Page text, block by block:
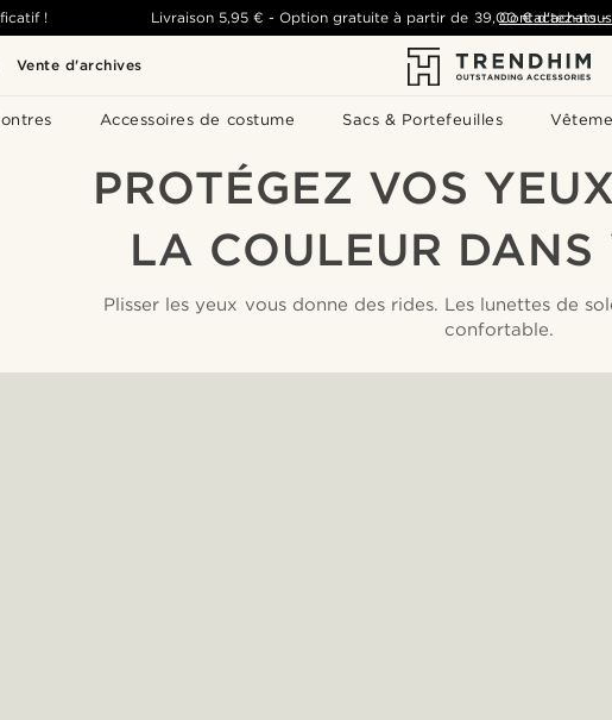
Vente d'archives
Accessoires de costume Sacs & Portefeuilles
! Livraison 5,95 € -Option gratuite à partir de 39,00 € d'achats-
Contactez-nous
PROTÉGEZ VOS
LA COULEUR DANS
Plisser les yeux vous donne des rides. Les lunettes de
confortable.